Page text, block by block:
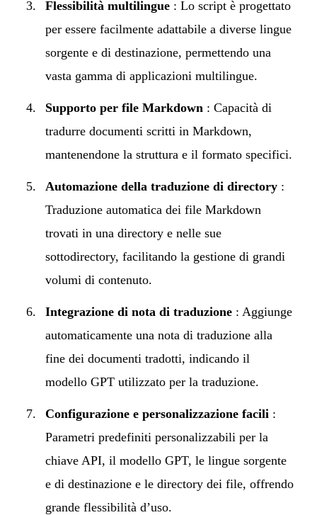
Flessibilità multilingue : Lo script è progettato
per essere facilmente adattabile a diverse lingue
sorgente e di destinazione, permettendo una
vasta gamma di applicazioni multilingue.
Supporto per file Markdown : Capacità di
tradurre documenti scritti in Markdown,
mantenendone la struttura e il formato specifici.
Automazione della traduzione di directory :
Traduzione automatica dei file Markdown
trovati in una directory e nelle sue
sottodirectory, facilitando la gestione di grandi
volumi di contenuto.
Integrazione di nota di traduzione : Aggiunge
automaticamente una nota di traduzione alla
fine dei documenti tradotti, indicando il
modello GPT utilizzato per la traduzione.
Configurazione e personalizzazione facili :
Parametri predefiniti personalizzabili per la
chiave API, il modello GPT, le lingue sorgente
e di destinazione e le directory dei file, offrendo
grande flessibilità d’uso.